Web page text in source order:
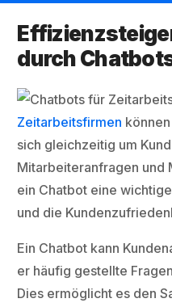
durch
Zeitarbeitsfirmen
sich gleichzeitig um
Mitarbeiteranfragen und
ein Chatbot eine
und die
Ein Chatbot kann
er häufig gestellte
Dies ermöglicht es den